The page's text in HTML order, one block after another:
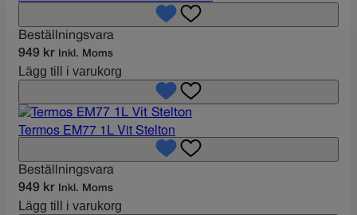
r
.
Beställningsvara
949 kr Inkl. Moms
Lägg till i varukorg
Termos EM77 1L Vit Stelton
Beställningsvara
949 kr Inkl. Moms
Lägg till i varukorg